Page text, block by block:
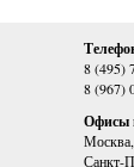
8 (495)
8 (967)
Офисы
Москва,
Санкт-